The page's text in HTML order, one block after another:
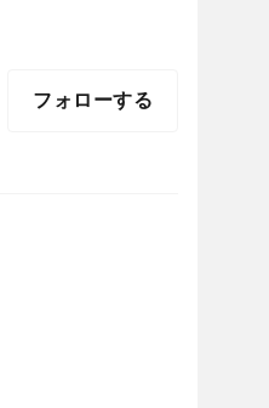
フォローする